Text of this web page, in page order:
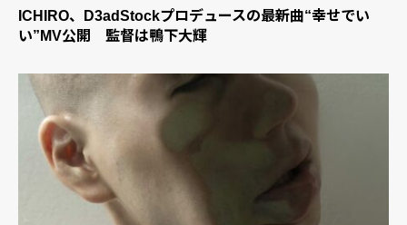
ICHIRO、D3adStockプロデュースの最新曲“幸せでい
い”MV公開 監督は鴨下大輝